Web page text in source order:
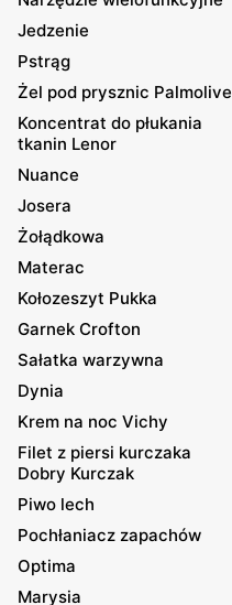
Jedzenie
Pstrąg
Żel pod prysznic Palmolive
Koncentrat do płukania
tkanin Lenor
Nuance
Josera
Żołądkowa
Materac
Kołozeszyt Pukka
Garnek Crofton
Sałatka warzywna
Dynia
Krem na noc Vichy
Filet z piersi kurczaka
Dobry Kurczak
Piwo lech
Pochłaniacz zapachów
Optima
Marysia